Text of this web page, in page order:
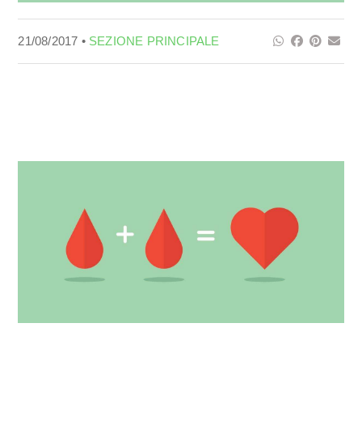
21/08/2017 • SEZIONE PRINCIPALE